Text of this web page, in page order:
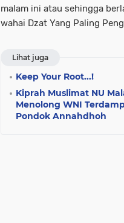
malam ini atau sehingga
wahai Dzat Yang Paling
Lihat juga
Keep Your Root...!
Kiprah Muslimat NU
Menolong WNI
Pondok Annahdhoh